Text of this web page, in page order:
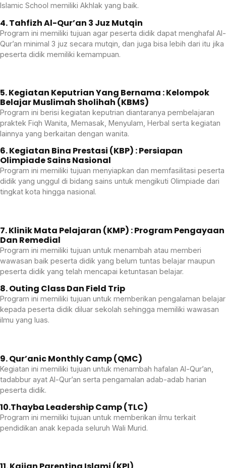
Islamic School memiliki Akhlak yang baik.
4. Tahfizh Al-Qur’an 3 Juz Mutqin
Program ini memiliki tujuan agar peserta didik dapat menghafal Al-
Qur’an minimal 3 juz secara mutqin, dan juga bisa lebih dari itu jika
peserta didik memiliki kemampuan.
5. Kegiatan Keputrian Yang Bernama : Kelompok
Belajar Muslimah Sholihah (KBMS)
Program ini berisi kegiatan keputrian diantaranya pembelajaran
praktek Fiqh Wanita, Memasak, Menyulam, Herbal serta kegiatan
lainnya yang berkaitan dengan wanita.
6. Kegiatan Bina Prestasi (KBP) : Persiapan
Olimpiade Sains Nasional
Program ini memiliki tujuan menyiapkan dan memfasilitasi peserta
didik yang unggul di bidang sains untuk mengikuti Olimpiade dari
tingkat kota hingga nasional.
7. Klinik Mata Pelajaran (KMP) : Program Pengayaan
Dan Remedial
Program ini memiliki tujuan untuk menambah atau memberi
wawasan baik peserta didik yang belum tuntas belajar maupun
peserta didik yang telah mencapai ketuntasan belajar.
8. Outing Class Dan Field Trip
Program ini memiliki tujuan untuk memberikan pengalaman belajar
kepada peserta didik diluar sekolah sehingga memiliki wawasan
ilmu yang luas.
9. Qur’anic Monthly Camp (QMC)
Kegiatan ini memiliki tujuan untuk menambah hafalan Al-Qur’an,
tadabbur ayat Al-Qur’an serta pengamalan adab-adab harian
peserta didik.
10.Thayba Leadership Camp (TLC)
Program ini memiliki tujuan untuk memberikan ilmu terkait
pendidikan anak kepada seluruh Wali Murid.